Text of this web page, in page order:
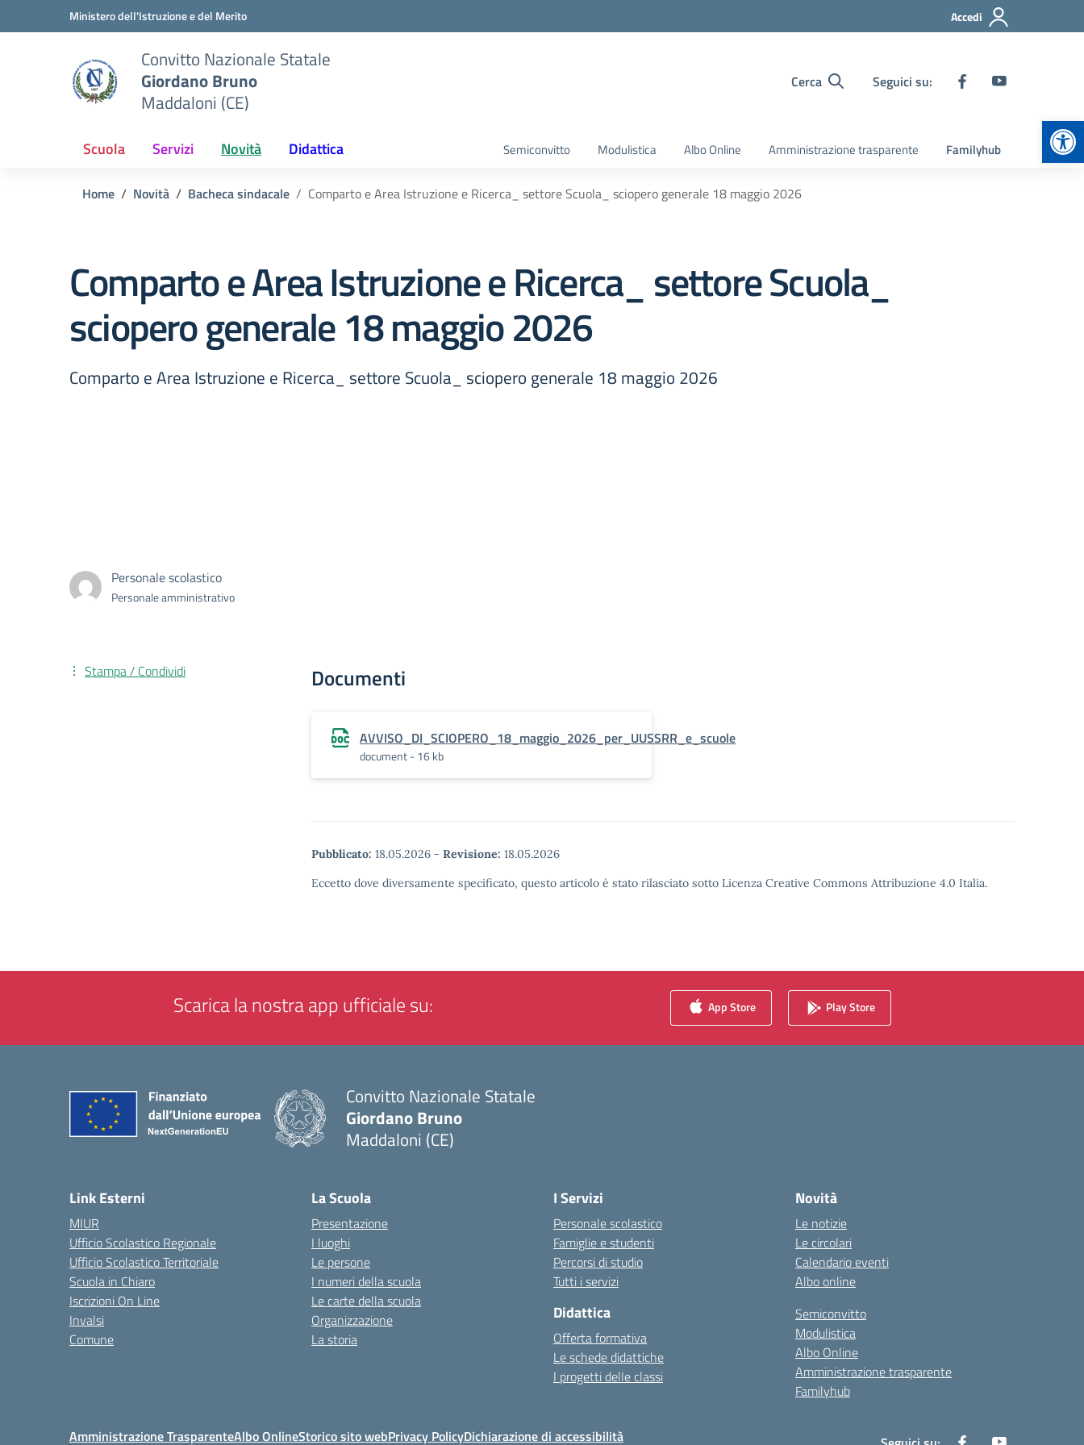
Vai ai contenuti
Vai al menu di navigazioneMinistero dell'Istruzione e del Merito Accedi
Convitto Nazionale Statale
Giordano Bruno
Maddaloni (CE)
Cerca Seguici su:
Scuola Servizi Novità Didattica Semiconvitto Modulistica Albo Online Amministrazione trasparente Familyhub
Home Novità Bacheca sindacale Comparto e Area Istruzione e Ricerca_ settore Scuola_ sciopero generale 18 maggio 2026
Comparto e Area Istruzione e Ricerca_ settore Scuola_
sciopero generale 18 maggio 2026
Comparto e Area Istruzione e Ricerca_ settore Scuola_ sciopero generale 18 maggio 2026
Personale scolastico
Personale amministrativo
Documenti
AVVISO_DI_SCIOPERO_18_maggio_2026_per_UUSSRR_e_scuole
document - 16 kb
Pubblicato: 18.05.2026 - Revisione: 18.05.2026
Eccetto dove diversamente specificato, questo articolo è stato rilasciato sotto Licenza Creative Commons Attribuzione 4.0 Italia.
Stampa / Condividi
Scarica la nostra app ufficiale su: App Store Play Store
Convitto Nazionale Statale
Giordano Bruno
Maddaloni (CE)
Link Esterni
MIUR
Ufficio Scolastico Regionale
Ufficio Scolastico Territoriale
Scuola in Chiaro
Iscrizioni On Line
Invalsi
Comune
La Scuola
Presentazione
I luoghi
Le persone
I numeri della scuola
Le carte della scuola
Organizzazione
La storia
I Servizi
Personale scolastico
Famiglie e studenti
Percorsi di studio
Tutti i servizi
Didattica
Offerta formativa
Le schede didattiche
I progetti delle classi
Novità
Le notizie
Le circolari
Calendario eventi
Albo online
Semiconvitto
Modulistica
Albo Online
Amministrazione trasparente
Familyhub
Amministrazione TrasparenteAlbo OnlineStorico sito webPrivacy PolicyDichiarazione di accessibilità